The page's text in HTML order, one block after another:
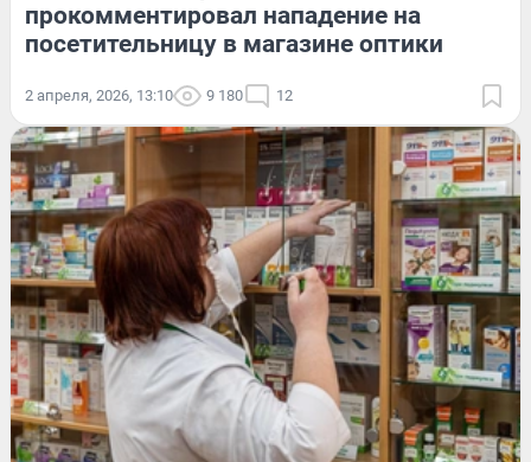
прокомментировал нападение на
посетительницу в магазине оптики
2 апреля, 2026, 13:10 9 180 12